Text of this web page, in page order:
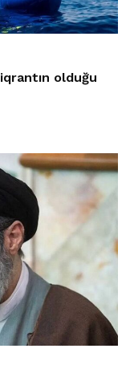
olduğu